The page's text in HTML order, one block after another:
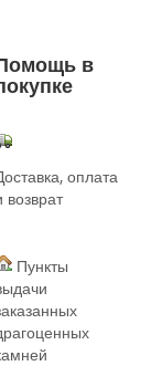
в
оплата
возврат
Пункты